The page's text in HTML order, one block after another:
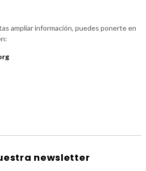
ampliar información, puedes ponerte en
newsletter